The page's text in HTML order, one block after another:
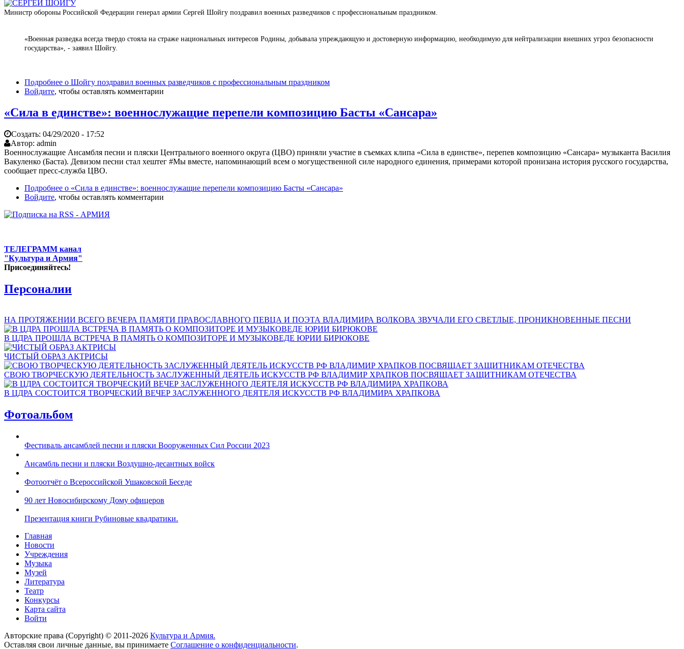
Министр обороны Российской Федерации генерал армии Сергей Шойгу поздравил военных разведчиков с профессиональным праздником.
«Военная разведка всегда твердо стояла на страже национальных интересов Родины, добывала упреждающую и достоверную информацию, необходимую для нейтрализации внешних угроз безопасности
государства», - заявил Шойгу.
Подробнее о Шойгу поздравил военных разведчиков с профессиональным праздником
Войдите, чтобы оставлять комментарии
«Сила в единстве»: военнослужащие перепели композицию Басты «Сансара»
Создать: 04/29/2020 - 17:52
Автор: admin
Военнослужащие Ансамбля песни и пляски Центрального военного округа (ЦВО) приняли участие в съемках клипа «Сила в единстве», перепев композицию «Сансара» музыканта Василия
Вакуленко (Баста). Девизом песни стал хештег #Мы вместе, напоминающий всем о могущественной силе народного единения, примерами которой пронизана история русского государства,
сообщает пресс-служба ЦВО.
Подробнее о «Сила в единстве»: военнослужащие перепели композицию Басты «Сансара»
Войдите, чтобы оставлять комментарии
ТЕЛЕГРАММ канал
"Культура и Армия"
Присоединяйтесь!
Персоналии
НА ПРОТЯЖЕНИИ ВСЕГО ВЕЧЕРА ПАМЯТИ ПРАВОСЛАВНОГО ПЕВЦА И ПОЭТА ВЛАДИМИРА ВОЛКОВА ЗВУЧАЛИ ЕГО СВЕТЛЫЕ, ПРОНИКНОВЕННЫЕ ПЕСНИ
В ЦДРА ПРОШЛА ВСТРЕЧА В ПАМЯТЬ О КОМПОЗИТОРЕ И МУЗЫКОВЕДЕ ЮРИИ БИРЮКОВЕ
ЧИСТЫЙ ОБРАЗ АКТРИСЫ
СВОЮ ТВОРЧЕСКУЮ ДЕЯТЕЛЬНОСТЬ ЗАСЛУЖЕННЫЙ ДЕЯТЕЛЬ ИСКУССТВ РФ ВЛАДИМИР ХРАПКОВ ПОСВЯЩАЕТ ЗАЩИТНИКАМ ОТЕЧЕСТВА
В ЦДРА СОСТОИТСЯ ТВОРЧЕСКИЙ ВЕЧЕР ЗАСЛУЖЕННОГО ДЕЯТЕЛЯ ИСКУССТВ РФ ВЛАДИМИРА ХРАПКОВА
Фотоальбом
Фестиваль ансамблей песни и пляски Вооруженных Сил России 2023
Ансамбль песни и пляски Воздушно-десантных войск
Фотоотчёт о Всероссийской Ушаковской Беседе
90 лет Новосибирскому Дому офицеров
Презентация книги Рубиновые квадратики.
Главная
Новости
Учреждения
Музыка
Музей
Литература
Театр
Конкурсы
Карта сайта
Войти
Авторские права (Copyright) © 2011-2026 Культура и Армия.
Оставляя свои личные данные, вы принимаете Соглашение о конфиденциальности.